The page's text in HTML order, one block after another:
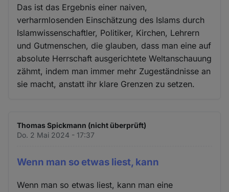
Das ist das Ergebnis einer naiven,
verharmlosenden Einschätzung des Islams durch
Islamwissenschaftler, Politiker, Kirchen, Lehrern
und Gutmenschen, die glauben, dass man eine auf
absolute Herrschaft ausgerichtete Weltanschauung
zähmt, indem man immer mehr Zugeständnisse an
sie macht, anstatt ihr klare Grenzen zu setzen.
Thomas Spickmann (nicht überprüft)
Do. 2 Mai 2024 - 17:37
Wenn man so etwas liest, kann
Wenn man so etwas liest, kann man eine